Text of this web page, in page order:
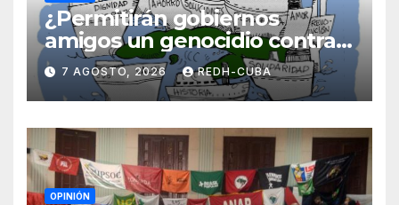
¿Permitirán gobiernos
amigos un genocidio contra
Cuba? Por Hedelberto López
Blanch
7 AGOSTO, 2026 REDH-CUBA
OPINIÓN